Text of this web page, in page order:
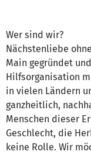
Wer sind wir?
Nächstenliebe
Main gegründet
Hilfsorganisation
in vielen Ländern
ganzheitlich,
Menschen dieser
Geschlecht, die
keine Rolle. Wir